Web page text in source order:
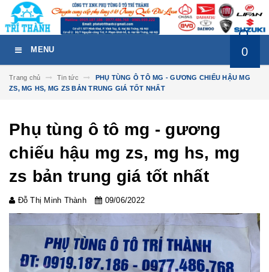
MENU 0
Trang chủ Tin tức
PHỤ TÙNG Ô TÔ MG - GƯƠNG CHIẾU HẬU MG
ZS, MG HS, MG ZS BẢN TRUNG GIÁ TỐT NHẤT
Phụ tùng ô tô mg - gương
chiếu hậu mg zs, mg hs, mg
zs bản trung giá tốt nhất
Đỗ Thị Minh Thành 09/06/2022